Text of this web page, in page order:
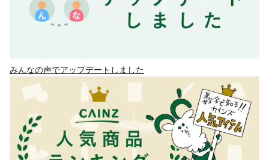
みんなの声でアップデートしました